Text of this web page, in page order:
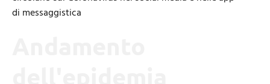
di messaggistica